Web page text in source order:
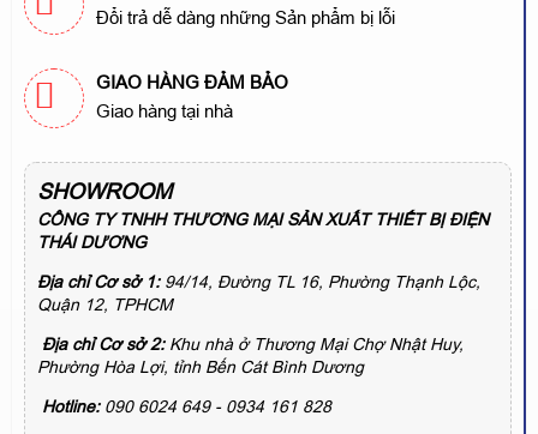
Đổi trả dễ dàng những Sản phẩm bị lỗi
GIAO HÀNG ĐẢM BẢO
Giao hàng tại nhà
SHOWROOM
CÔNG TY TNHH THƯƠNG MẠI SẢN XUẤT THIẾT BỊ ĐIỆN
THÁI DƯƠNG
Địa chỉ Cơ sở 1: 94/14, Đường TL 16, Phường Thạnh Lộc,
Quận 12, TPHCM
Địa chỉ Cơ sở 2: Khu nhà ở Thương Mại Chợ Nhật Huy,
Phường Hòa Lợi, tỉnh Bến Cát Bình Dương
Hotline: 090 6024 649 - 0934 161 828